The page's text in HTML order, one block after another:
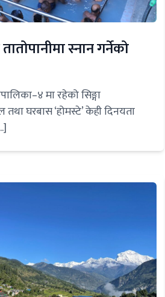
स्नान गर्नेको
मा रहेको सिङ्गा
तथा घरबास ‘होमस्टे’ केही दिनयता